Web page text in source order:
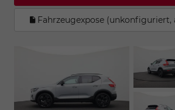
Fahrzeugexpose (unkonfiguriert,